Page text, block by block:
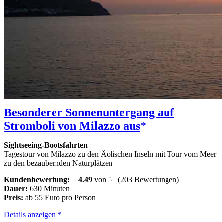
Besonderer Sonnenuntergang auf
Stromboli von Milazzo aus
Sightseeing-Bootsfahrten
Tagestour von Milazzo zu den Äolischen Inseln mit Tour vom Meer
zu den bezaubernden Naturplätzen
Kundenbewertung:
4.49 von 5 (203 Bewertungen)
Dauer: 630 Minuten
Preis: ab 55 Euro pro Person
Besonderer
Details anzeigen